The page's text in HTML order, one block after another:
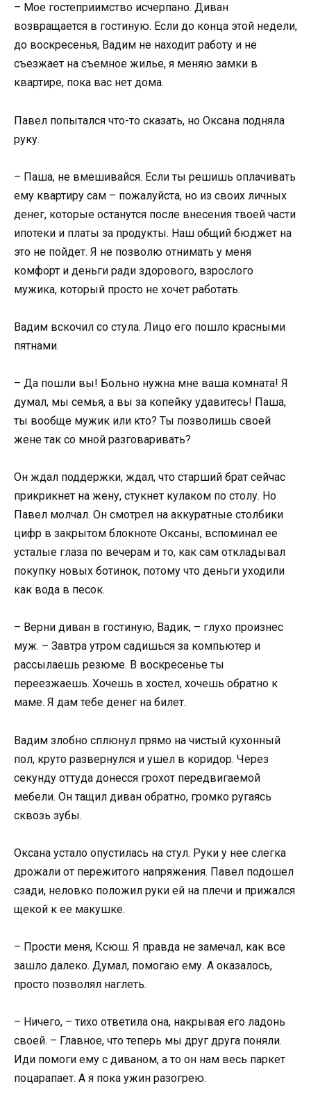
– Мое гостеприимство исчерпано. Диван
возвращается в гостиную. Если до конца этой недели,
до воскресенья, Вадим не находит работу и не
съезжает на съемное жилье, я меняю замки в
квартире, пока вас нет дома.
Павел попытался что-то сказать, но Оксана подняла
руку.
– Паша, не вмешивайся. Если ты решишь оплачивать
ему квартиру сам – пожалуйста, но из своих личных
денег, которые останутся после внесения твоей части
ипотеки и платы за продукты. Наш общий бюджет на
это не пойдет. Я не позволю отнимать у меня
комфорт и деньги ради здорового, взрослого
мужика, который просто не хочет работать.
Вадим вскочил со стула. Лицо его пошло красными
пятнами.
– Да пошли вы! Больно нужна мне ваша комната! Я
думал, мы семья, а вы за копейку удавитесь! Паша,
ты вообще мужик или кто? Ты позволишь своей
жене так со мной разговаривать?
Он ждал поддержки, ждал, что старший брат сейчас
прикрикнет на жену, стукнет кулаком по столу. Но
Павел молчал. Он смотрел на аккуратные столбики
цифр в закрытом блокноте Оксаны, вспоминал ее
усталые глаза по вечерам и то, как сам откладывал
покупку новых ботинок, потому что деньги уходили
как вода в песок.
– Верни диван в гостиную, Вадик, – глухо произнес
муж. – Завтра утром садишься за компьютер и
рассылаешь резюме. В воскресенье ты
переезжаешь. Хочешь в хостел, хочешь обратно к
маме. Я дам тебе денег на билет.
Вадим злобно сплюнул прямо на чистый кухонный
пол, круто развернулся и ушел в коридор. Через
секунду оттуда донесся грохот передвигаемой
мебели. Он тащил диван обратно, громко ругаясь
сквозь зубы.
Оксана устало опустилась на стул. Руки у нее слегка
дрожали от пережитого напряжения. Павел подошел
сзади, неловко положил руки ей на плечи и прижался
щекой к ее макушке.
– Прости меня, Ксюш. Я правда не замечал, как все
зашло далеко. Думал, помогаю ему. А оказалось,
просто позволял наглеть.
– Ничего, – тихо ответила она, накрывая его ладонь
своей. – Главное, что теперь мы друг друга поняли.
Иди помоги ему с диваном, а то он нам весь паркет
поцарапает. А я пока ужин разогрею.